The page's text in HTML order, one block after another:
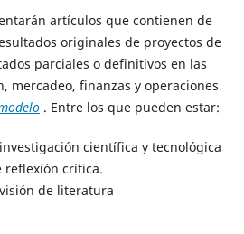
artículos que contienen de
originales de proyectos de
parciales o definitivos en las
mercadeo, finanzas y operaciones
. Entre los que pueden estar:
científica y tecnológica
reflexión crítica.
de literatura